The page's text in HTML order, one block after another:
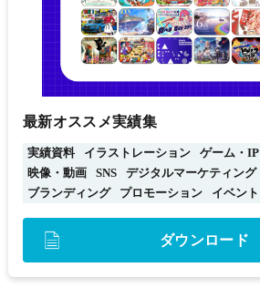
最新オススメ実績集
実績資料 イラストレーション ゲーム・IP
映像・動画
SNS デジタルマーケティング
ブランディング
プロモーション イベント
ダウンロード